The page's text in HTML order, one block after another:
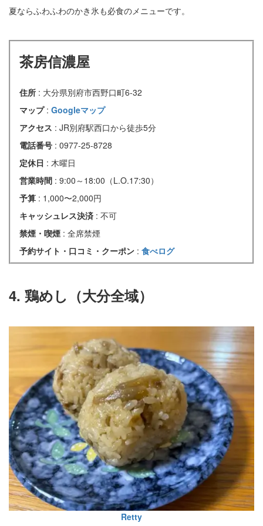
夏ならふわふわのかき氷も必食のメニューです。
茶房信濃屋
住所 : 大分県別府市西野口町6-32
マップ : Googleマップ
アクセス : JR別府駅西口から徒歩5分
電話番号 : 0977-25-8728
定休日 : 木曜日
営業時間 : 9:00～18:00（L.O.17:30）
予算 : 1,000〜2,000円
キャッシュレス決済 : 不可
禁煙・喫煙 : 全席禁煙
予約サイト・口コミ・クーポン : 食べログ
4. 鶏めし（大分全域）
Retty